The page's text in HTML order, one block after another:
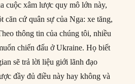
cuộc xâm lược quy mô lớn này,
căn cứ quân sự của Nga: xe tăng,
thông tin của chúng tôi, nhiều
chiến đấu ở Ukraine. Họ biết
sẽ trả lời liệu giới lãnh đạo
đầy đủ điều này hay không và